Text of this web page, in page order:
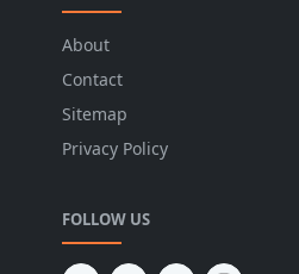
About
Contact
Sitemap
Privacy Policy
FOLLOW US